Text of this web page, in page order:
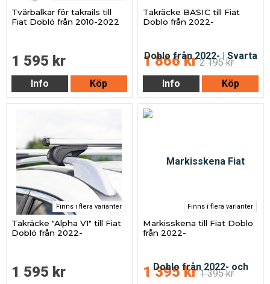
Tvärbalkar för takrails till
Fiat Dobló från 2010-2022
1 595 kr
Info Köp
Takräcke BASIC till Fiat
Doblo från 2022-
1 866 kr 2 195 kr
Info
Köp
Finns i flera varianter
Takräcke "Alpha V1" till Fiat
Dobló från 2022-
1 595 kr
Finns i flera varianter
Markisskena till Fiat Doblo
från 2022-
1 395 kr 1 395 kr